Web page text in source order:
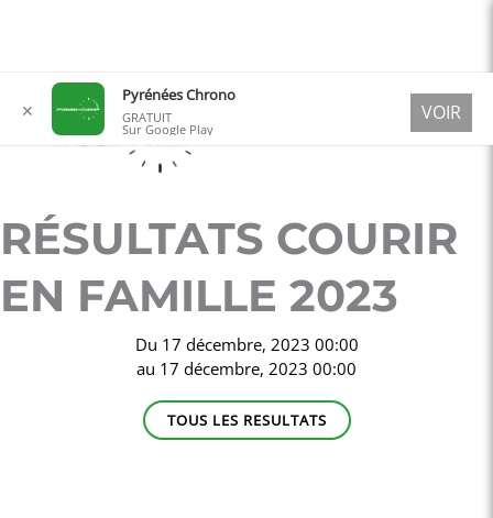
contenu
RÉSULTATS COURIR
EN FAMILLE 2023
Du 17 décembre, 2023 00:00
au 17 décembre, 2023 00:00
TOUS LES RESULTATS
✕
Pyrénées Chrono
GRATUIT
Sur Google Play
VOIR